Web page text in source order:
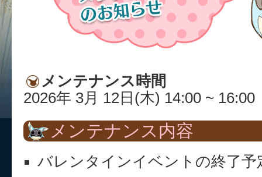
メンテナンス時間
2026年 3月 12日(木) 14:00 ~ 16:00
メンテナンス内容
バレンタインイベントの終了予